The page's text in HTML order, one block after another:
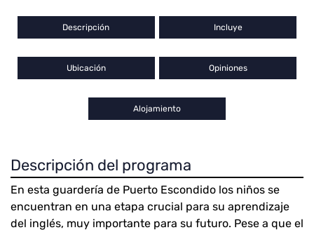
Descripción Incluye
Ubicación Opiniones
Alojamiento
Descripción del programa
En esta guardería de Puerto Escondido los niños se
encuentran en una etapa crucial para su aprendizaje
del inglés, muy importante para su futuro. Pese a que el